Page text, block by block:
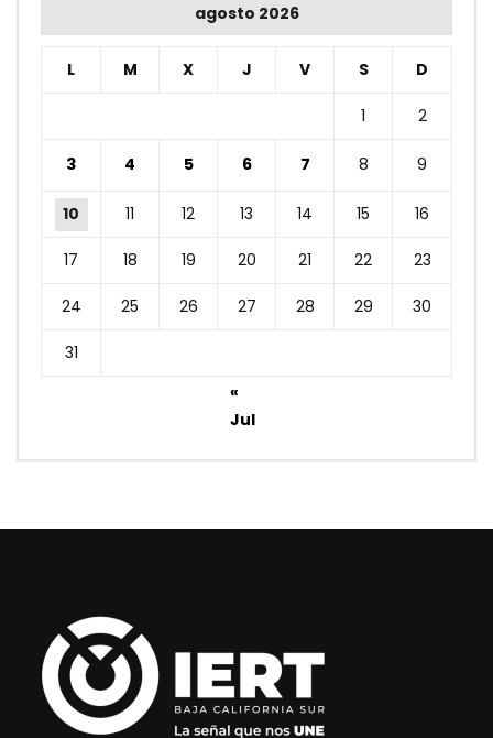
agosto 2026
L M X J V S D
1 2
3 4 5 6 7 8 9
10 11 12 13 14 15 16
17 18 19 20 21 22 23
24 25 26 27 28 29 30
31
«
Jul